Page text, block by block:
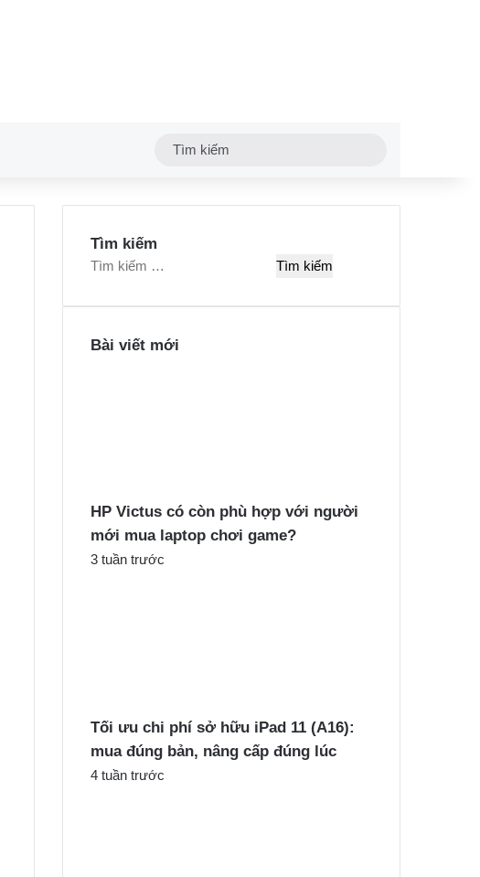
Tìm kiếm
T
k
:
Bài viết mới
HP Victus có còn phù hợp với người
mới mua laptop chơi game?
3 tuần trước
Tối ưu chi phí sở hữu iPad 11 (A16):
mua đúng bản, nâng cấp đúng lúc
4 tuần trước